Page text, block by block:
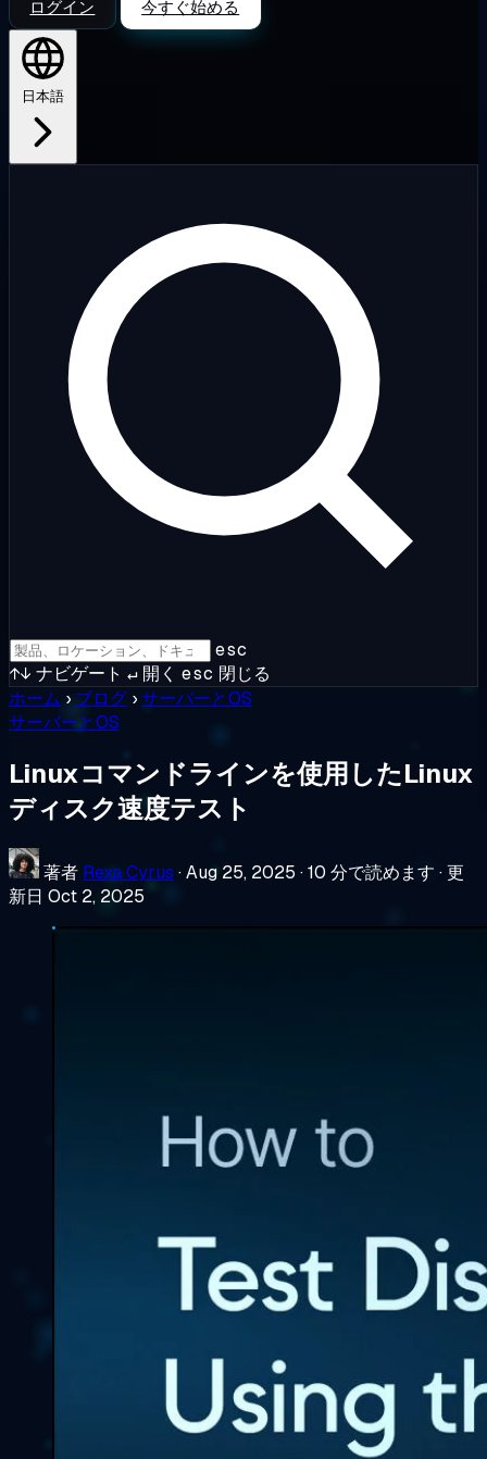
ログイン 今すぐ始める
日本語
esc
↑↓ ナビゲート ↵ 開く esc 閉じる
ホーム › ブログ ›サーバーとOS
サーバーとOS
Linuxコマンドラインを使用したLinux
ディスク速度テスト
著者 Rexa Cyrus ·Aug 25, 2025 ·10 分で読めます ·更
新日 Oct 2, 2025